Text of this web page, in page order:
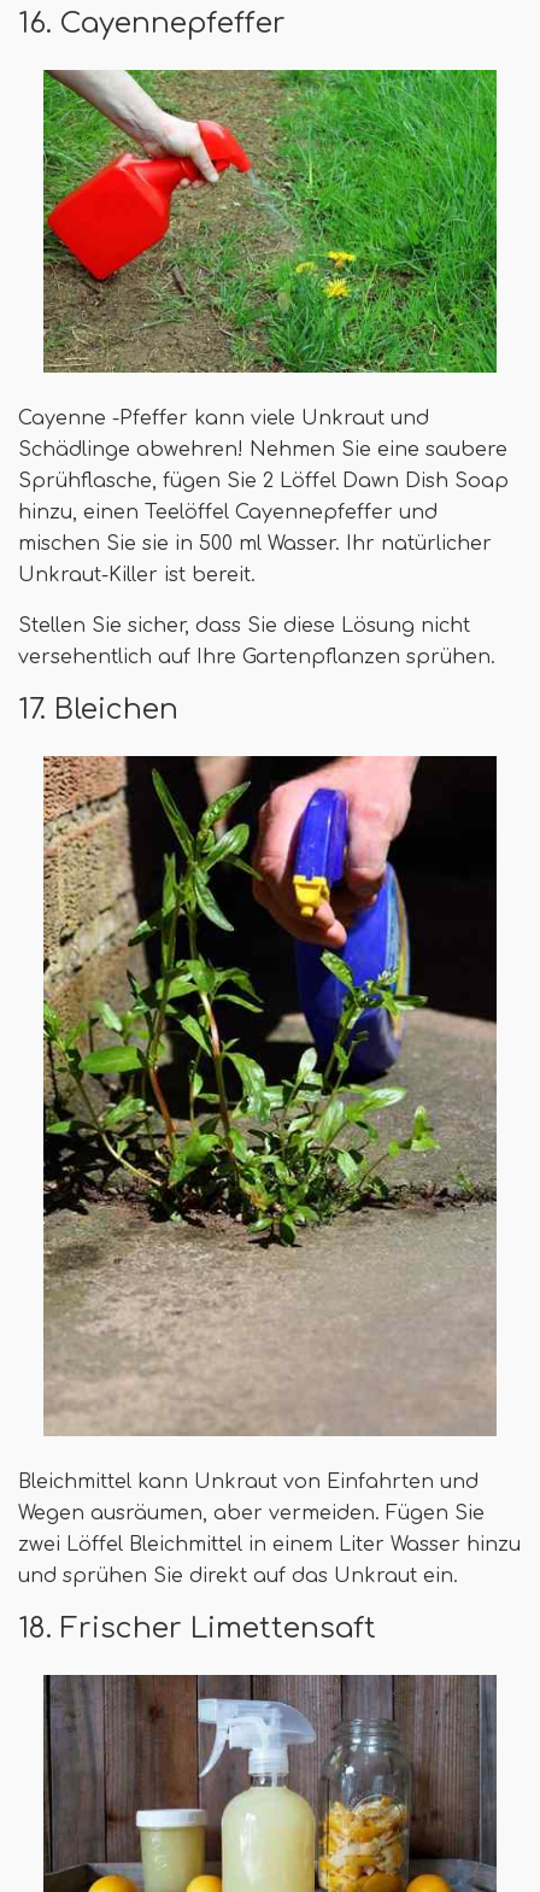
16. Cayennepfeffer
Cayenne -Pfeffer kann viele Unkraut und
Schädlinge abwehren! Nehmen Sie eine saubere
Sprühflasche, fügen Sie 2 Löffel Dawn Dish Soap
hinzu, einen Teelöffel Cayennepfeffer und
mischen Sie sie in 500 ml Wasser. Ihr natürlicher
Unkraut-Killer ist bereit.
Stellen Sie sicher, dass Sie diese Lösung nicht
versehentlich auf Ihre Gartenpflanzen sprühen.
17. Bleichen
Bleichmittel kann Unkraut von Einfahrten und
Wegen ausräumen, aber vermeiden. Fügen Sie
zwei Löffel Bleichmittel in einem Liter Wasser hinzu
und sprühen Sie direkt auf das Unkraut ein.
18. Frischer Limettensaft